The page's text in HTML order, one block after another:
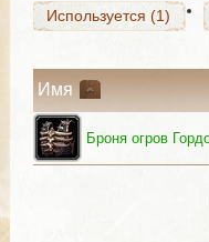
Используется (1)
Имя
Броня огров